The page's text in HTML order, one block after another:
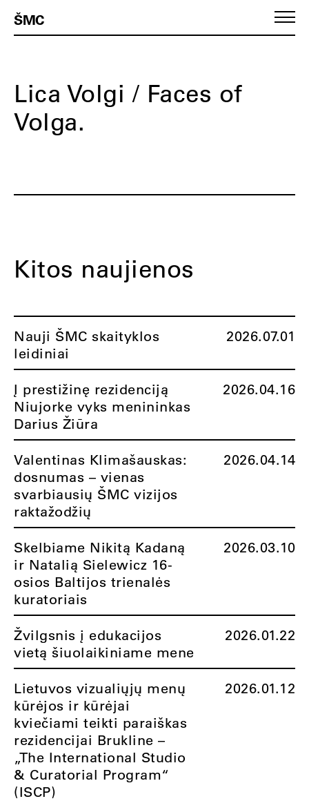
ŠMC
Lica Volgi / Faces of
Volga.
Kitos naujienos
Nauji ŠMC skaityklos
leidiniai
2026.07.01
Į prestižinę rezidenciją
Niujorke vyks menininkas
Darius Žiūra
2026.04.16
Valentinas Klimašauskas:
dosnumas – vienas
svarbiausių ŠMC vizijos
raktažodžių
2026.04.14
Skelbiame Nikitą Kadaną
ir Natalią Sielewicz 16-
osios Baltijos trienalės
kuratoriais
2026.03.10
Žvilgsnis į edukacijos
vietą šiuolaikiniame mene
2026.01.22
Lietuvos vizualiųjų menų
kūrėjos ir kūrėjai
kviečiami teikti paraiškas
rezidencijai Brukline –
„The International Studio
& Curatorial Program“
(ISCP)
2026.01.12